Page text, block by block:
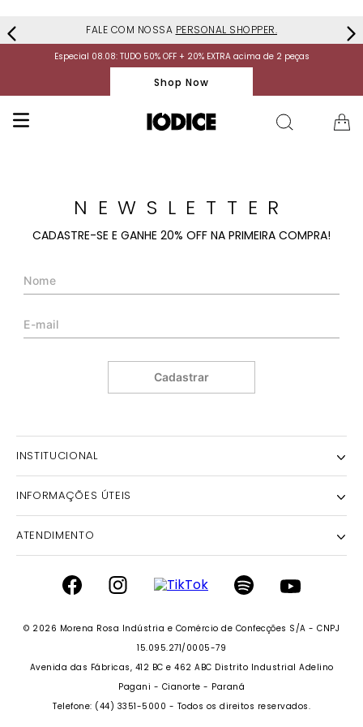
FALE COM NOSSA PERSONAL SHOPPER.
Especial 08.08: TUDO 50% OFF + 20% EXTRA acima de 2 peças
Shop Now
NEWSLETTER
CADASTRE-SE E GANHE 20% OFF NA PRIMEIRA COMPRA!
Cadastrar
INSTITUCIONAL
NOSSA HISTÓRIA
NOSSAS LOJAS
POLÍTICA DE PRIVACIDADE
INSTITUTO MORENA ROSA
SEJA UM FRANQUEADO
INFORMAÇÕES ÚTEIS
TROQUE FÁCIL
PERSONAL SHOPPER
ATENDIMENTO
FALECONOSCO@IODICE.COM.BR
DAS 08 ÀS 18H
© 2026 Morena Rosa Indústria e Comércio de Confecções S/A - CNPJ
15.095.271/0005-79
Avenida das Fábricas, 412 BC e 462 ABC Distrito Industrial Adelino
Pagani - Cianorte - Paraná
Telefone: (44) 3351-5000 - Todos os direitos reservados.